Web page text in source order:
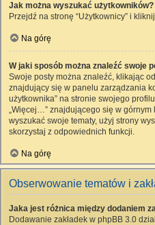
Jak można wyszukać użytkowników?
Przejdź na stronę “Użytkownicy” i
Na górę
W jaki sposób można znaleźć swoje
Swoje posty można znaleźć, klikając
znajdujący się w panelu zarządzania
użytkownika” na stronie swojego
„Więcej…” znajdującego się w górnym
wyszukać swoje tematy, użyj strony
skorzystaj z odpowiednich funkcji.
Na górę
Obserwowanie tematów i
Jaka jest różnica między dodaniem
Dodawanie zakładek w phpBB 3.0